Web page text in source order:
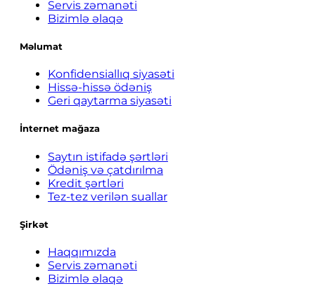
Servis zəmanəti
Bizimlə əlaqə
Məlumat
Konfidensiallıq siyasəti
Hissə-hissə ödəniş
Geri qaytarma siyasəti
İnternet mağaza
Saytın istifadə şərtləri
Ödəniş və çatdırılma
Kredit şərtləri
Tez-tez verilən suallar
Şirkət
Haqqımızda
Servis zəmanəti
Bizimlə əlaqə